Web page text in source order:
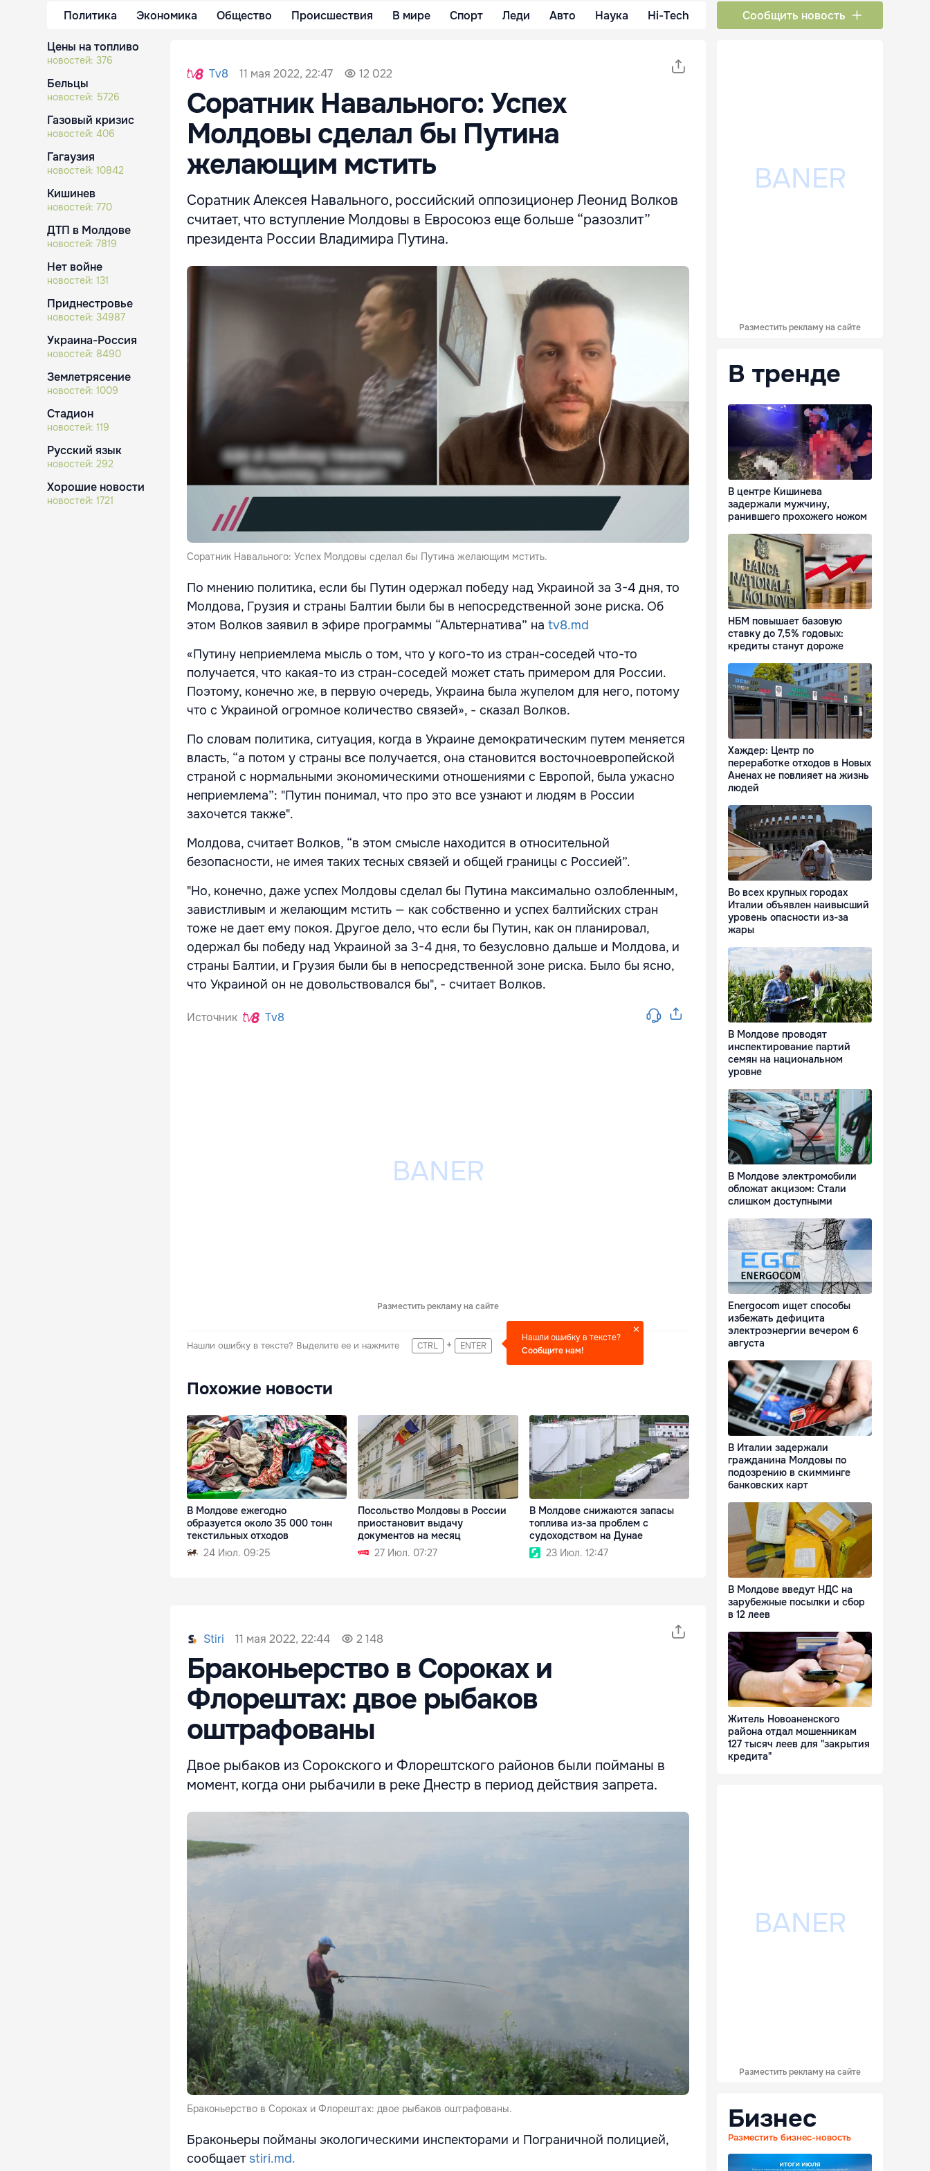
Политика Экономика Общество Происшествия В мире Спорт Леди Авто Наука Hi-Tech Сообщить новость
Цены на топливо
новостей: 376
Бельцы
новостей: 5726
Газовый кризис
новостей: 406
Гагаузия
новостей: 10842
Кишинев
новостей: 770
ДТП в Молдове
новостей: 7819
Нет войне
новостей: 131
Приднестровье
новостей: 34987
Украина-Россия
новостей: 8490
Землетрясение
новостей: 1009
Стадион
новостей: 119
Русский язык
новостей: 292
Хорошие новости
новостей: 1721
Tv8 11 мая 2022, 22:47 12 022
Соратник Навального: Успех
Молдовы сделал бы Путина
желающим мстить
Соратник Алексея Навального, российский оппозиционер Леонид Волков
считает, что вступление Молдовы в Евросоюз еще больше “разозлит”
президента России Владимира Путина.
Соратник Навального: Успех Молдовы сделал бы Путина желающим мстить.
По мнению политика, если бы Путин одержал победу над Украиной за 3-4 дня, то
Молдова, Грузия и страны Балтии были бы в непосредственной зоне риска. Об
этом Волков заявил в эфире программы “Альтернатива” на tv8.md
«Путину неприемлема мысль о том, что у кого-то из стран-соседей что-то
получается, что какая-то из стран-cоседей может стать примером для России.
Поэтому, конечно же, в первую очередь, Украина была жупелом для него, потому
что с Украиной огромное количество связей», - сказал Волков.
По словам политика, ситуация, когда в Украине демократическим путем меняется
власть, “а потом у страны все получается, она становится восточноевропейской
страной с нормальными экономическими отношениями с Европой, была ужасно
неприемлема”: "Путин понимал, что про это все узнают и людям в России
захочется также".
Молдова, считает Волков, “в этом смысле находится в относительной
безопасности, не имея таких тесных связей и общей границы с Россией”.
"Но, конечно, даже успех Молдовы сделал бы Путина максимально озлобленным,
завистливым и желающим мстить — как собственно и успех балтийских стран
тоже не дает ему покоя. Другое дело, что если бы Путин, как он планировал,
одержал бы победу над Украиной за 3-4 дня, то безусловно дальше и Молдова, и
страны Балтии, и Грузия были бы в непосредственной зоне риска. Было бы ясно,
что Украиной он не довольствовался бы", - считает Волков.
Источник Tv8
Разместить рекламу на сайте
Нашли ошибку в тексте? Выделите ее и нажмите CTRL + ENTER
Нашли ошибку в тексте?
Сообщите нам!
Похожие новости
В Молдове ежегодно
образуется около 35 000 тонн
текстильных отходов
24 Июл. 09:25
Посольство Молдовы в России
приостановит выдачу
документов на месяц
27 Июл. 07:27
В Молдове снижаются запасы
топлива из-за проблем с
судоходством на Дунае
23 Июл. 12:47
Stiri 11 мая 2022, 22:44 2 148
Браконьерство в Сороках и
Флорештах: двое рыбаков
оштрафованы
Двое рыбаков из Сорокского и Флорештского районов были пойманы в
момент, когда они рыбачили в реке Днестр в период действия запрета.
Браконьерство в Сороках и Флорештах: двое рыбаков оштрафованы.
Браконьеры пойманы экологическими инспекторами и Пограничной полицией,
сообщаетstiri.md.
Разместить рекламу на сайте
В тренде
В центре Кишинева
задержали мужчину,
ранившего прохожего ножом
НБМ повышает базовую
ставку до 7,5% годовых:
кредиты станут дороже
Хаждер: Центр по
переработке отходов в Новых
Аненах не повлияет на жизнь
людей
Во всех крупных городах
Италии объявлен наивысший
уровень опасности из-за
жары
В Молдове проводят
инспектирование партий
семян на национальном
уровне
В Молдове электромобили
обложат акцизом: Стали
слишком доступными
Energocom ищет способы
избежать дефицита
электроэнергии вечером 6
августа
В Италии задержали
гражданина Молдовы по
подозрению в скимминге
банковских карт
В Молдове введут НДС на
зарубежные посылки и сбор
в 12 леев
Житель Новоаненского
района отдал мошенникам
127 тысяч леев для "закрытия
кредита"
Разместить рекламу на сайте
Бизнес
Разместить бизнес-новость